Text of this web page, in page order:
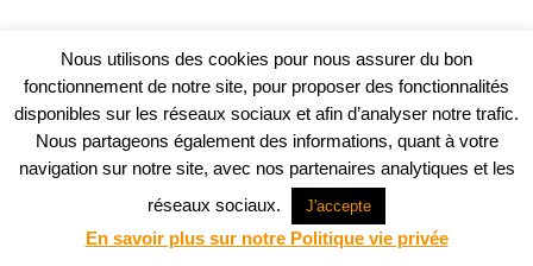
Nous utilisons des cookies pour nous assurer du bon
fonctionnement de notre site, pour proposer des fonctionnalités
disponibles sur les réseaux sociaux et afin d’analyser notre trafic.
Nous partageons également des informations, quant à votre
navigation sur notre site, avec nos partenaires analytiques et les
réseaux sociaux.
J'accepte
En savoir plus sur notre Politique vie privée